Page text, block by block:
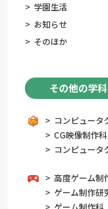
> 学園生活
> お知らせ
> そのほか
その他の学
> コンピュータ
> CG映像制作科
> コンピュータ
> 高度ゲーム制
> ゲーム制作研
> ゲーム制作科